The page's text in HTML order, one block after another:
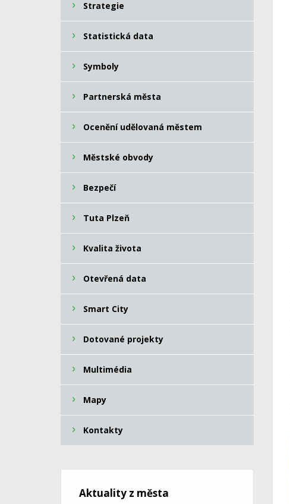
Strategie
Statistická data
Symboly
Partnerská města
Ocenění udělovaná městem
Městské obvody
Bezpečí
Tuta Plzeň
Kvalita života
Otevřená data
Smart City
Dotované projekty
Multimédia
Mapy
Kontakty
Aktuality z města